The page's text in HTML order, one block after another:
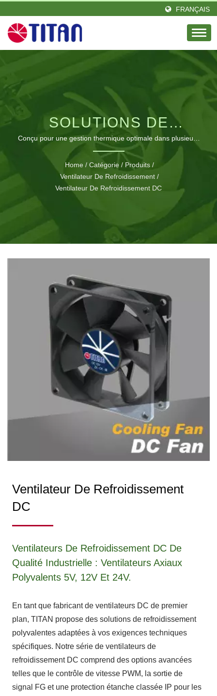
FRANÇAIS
SOLUTIONS DE
VENTILATEURS DE
REFROIDISSEMENT DC
PROFESSIONNELS
Conçu pour une gestion thermique optimale dans plusieurs
industries avec des tailles, vitesses et tensions de
ventilateurs personnalisables.
Home / Catégorie / Produits /
Ventilateur De Refroidissement /
Ventilateur De Refroidissement DC
Ventilateur De Refroidissement
DC
Ventilateurs De Refroidissement DC De
Qualité Industrielle : Ventilateurs Axiaux
Polyvalents 5V, 12V Et 24V.
En tant que fabricant de ventilateurs DC de premier
plan, TITAN propose des solutions de refroidissement
polyvalentes adaptées à vos exigences techniques
spécifiques. Notre série de ventilateurs de
refroidissement DC comprend des options avancées
telles que le contrôle de vitesse PWM, la sortie de
signal FG et une protection étanche classée IP pour les